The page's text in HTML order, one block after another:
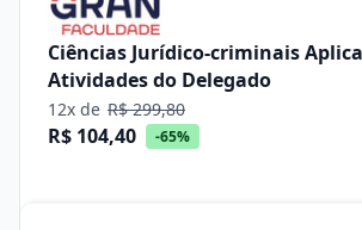
Ciências Jurídico-criminais
Atividades do Delegado
12x de R$ 299,80
R$ 104,40 -65%